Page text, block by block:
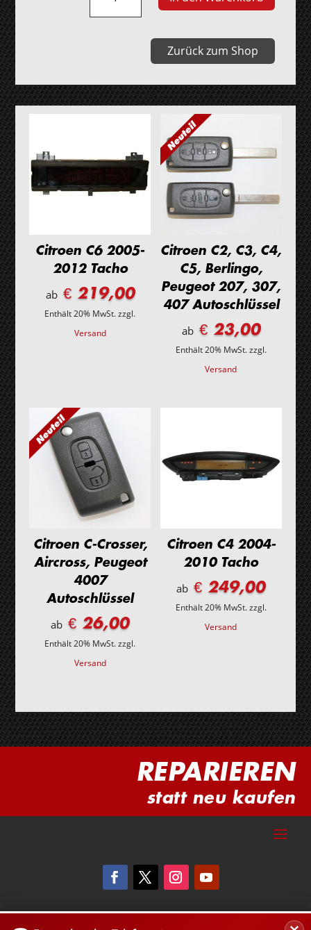
EDC16C3
Motorsteuergerät
Zurück zum Shop
Citroen C6 2005-
2012 Tacho
ab€ 219,00
Enthält 20% MwSt.zzgl.
Versand
Citroen C2, C3, C4,
C5, Berlingo,
Peugeot 207, 307,
407 Autoschlüssel
ab€ 23,00
Enthält 20% MwSt.zzgl.
Versand
Citroen C-Crosser,
Aircross, Peugeot
4007
Autoschlüssel
ab € 26,00
Enthält 20% MwSt.zzgl.
Versand
Citroen C4 2004-
2010 Tacho
ab € 249,00
Enthält 20% MwSt.zzgl.
Versand
REPARIEREN
statt neu kaufen